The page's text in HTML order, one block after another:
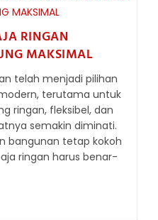
RINGAN
MAKSIMAL
telah menjadi pilihan
terutama untuk
ringan, fleksibel, dan
semakin diminati.
bangunan tetap kokoh
ringan harus benar-